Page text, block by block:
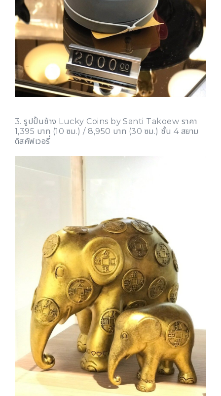
3. รูปปั้นช้าง Lucky Coins by Santi Takoew ราคา
1,395 บาท (10 ซม.) / 8,950 บาท (30 ซม.) ชั้น 4 สยาม
ดิสคัฟเวอรี่